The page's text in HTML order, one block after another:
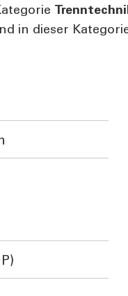
in dieser